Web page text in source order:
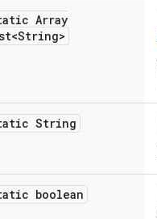
Array
String
boolean